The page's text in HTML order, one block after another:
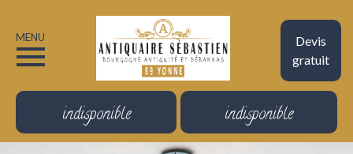
Devis
gratuit
MENU
indisponible indisponible